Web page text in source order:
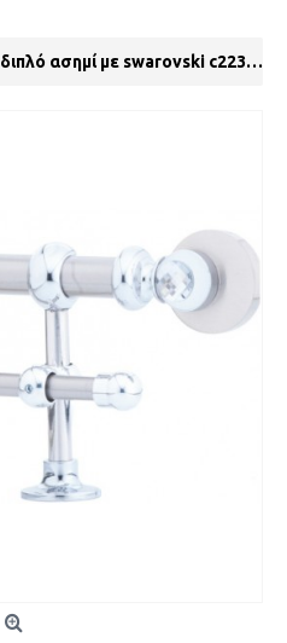
Κουρτινόξυλο 0.80-1.40m διπλό ασημί με swarovski c22325